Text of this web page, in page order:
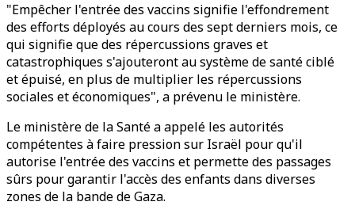
"Empêcher l'entrée des vaccins signifie l'effondrement
des efforts déployés au cours des sept derniers mois, ce
qui signifie que des répercussions graves et
catastrophiques s'ajouteront au système de santé ciblé
et épuisé, en plus de multiplier les répercussions
sociales et économiques", a prévenu le ministère.
Le ministère de la Santé a appelé les autorités
compétentes à faire pression sur Israël pour qu'il
autorise l'entrée des vaccins et permette des passages
sûrs pour garantir l'accès des enfants dans diverses
zones de la bande de Gaza.